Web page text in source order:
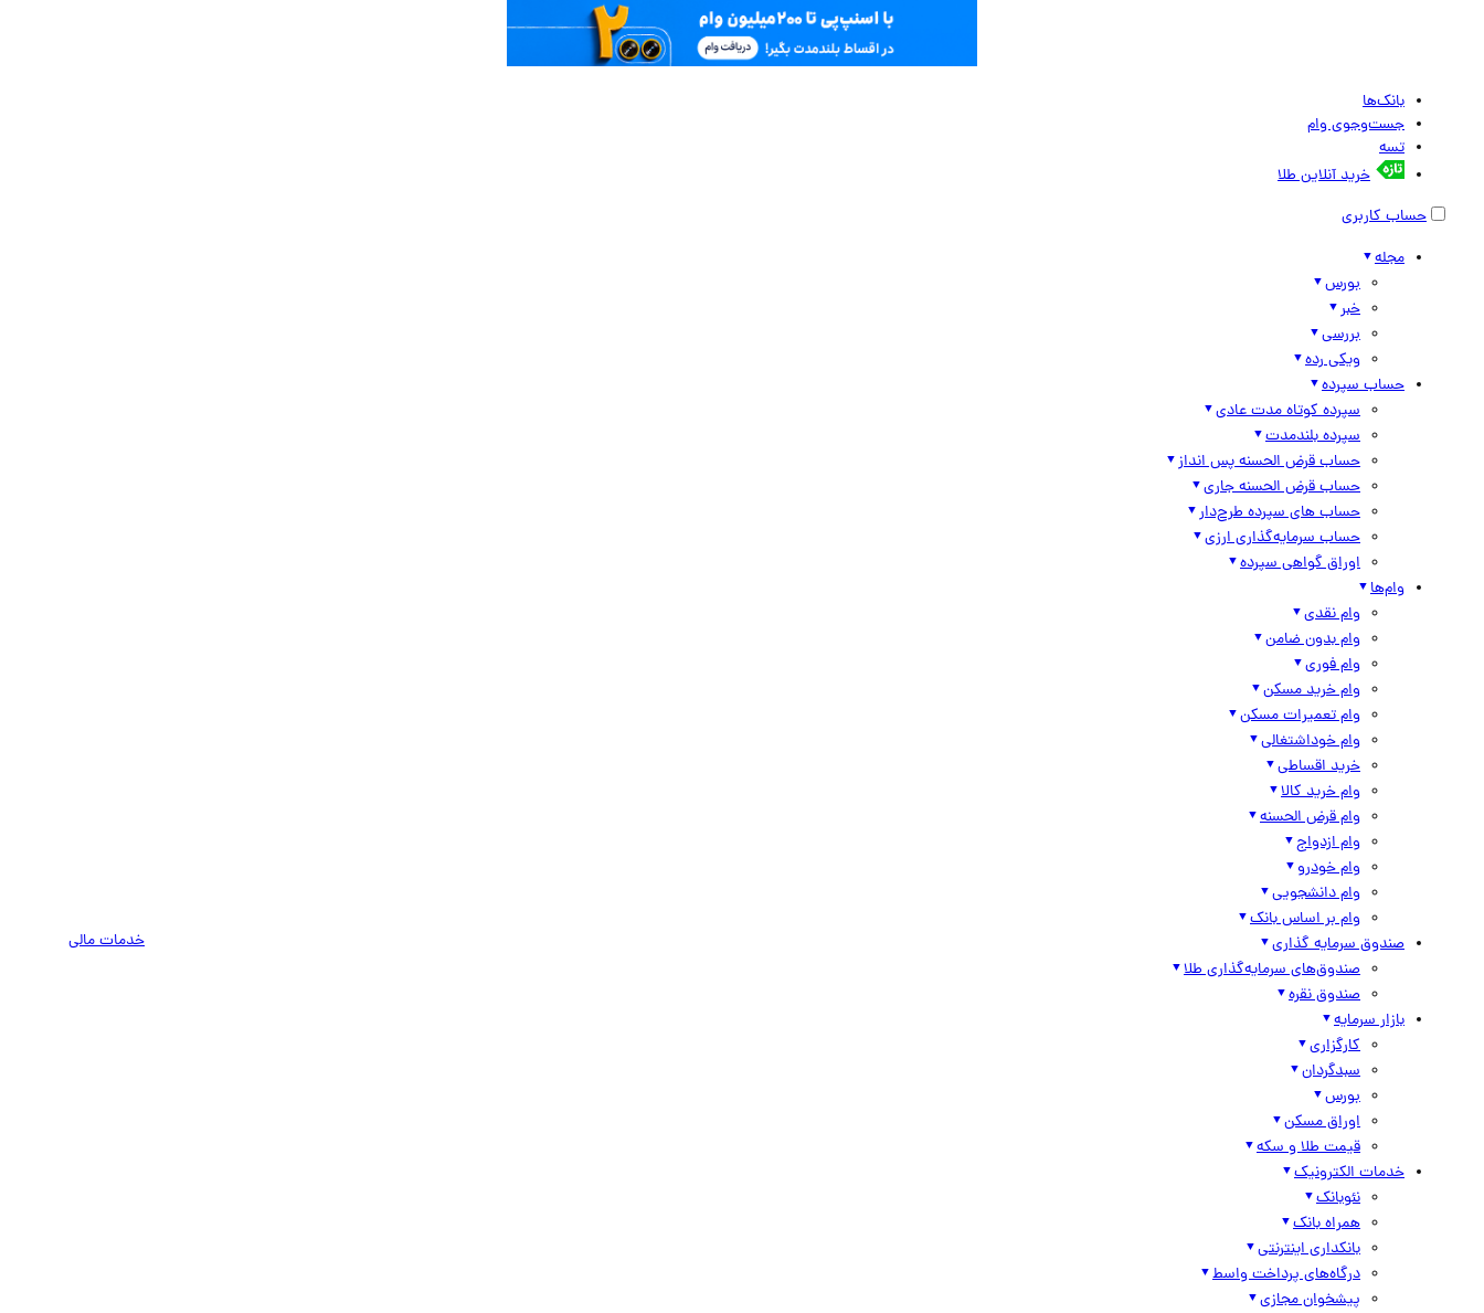
بانک‌ها
جست‌وجوی وام
تسه
خرید آنلاین طلا
حساب کاربری
مجله
بورس
خبر
بررسی
ویکی رده
حساب سپرده
سپرده کوتاه مدت عادی
سپرده بلندمدت
حساب قرض الحسنه پس انداز
حساب قرض الحسنه جاری
حساب های سپرده طرح‌دار
حساب سرمایه‌گذاری ارزی
اوراق گواهی سپرده
وام‌ها
وام نقدی
وام بدون ضامن
وام فوری
وام خرید مسکن
وام تعمیرات مسکن
وام خوداشتغالی
خرید اقساطی
وام خرید کالا
وام قرض الحسنه
وام ازدواج
وام خودرو
وام دانشجویی
وام بر اساس بانک
صندوق سرمایه گذاری
صندوق‌های سرمایه‌گذاری طلا
صندوق نقره
بازار سرمایه
کارگزاری
سبدگردان
بورس
اوراق مسکن
قیمت طلا و سکه
خدمات الکترونیک
نئوبانک
همراه بانک
بانکداری اینترنتی
درگاه‌های پرداخت واسط
پیشخوان مجازی
خدمات مالی